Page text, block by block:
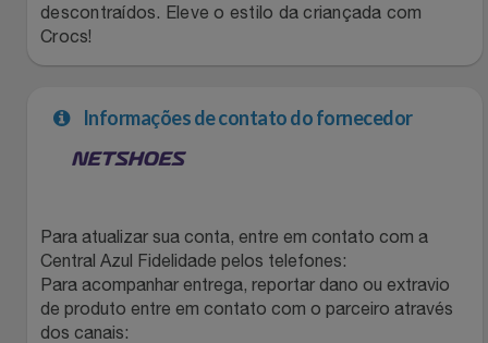
Jardim
Jogos E Consoles
Livros
Mercado
Loccitane En Provence
Meu Resgate Favorito
Mormaii
Multi
Ponto Frio
Portal Das Malas
Sams Club
Topstore
descontraídos. Eleve o estilo da criançada com
Crocs!
Informações de contato do fornecedor
Para atualizar sua conta, entre em contato com a
Central Azul Fidelidade pelos telefones:
Para acompanhar entrega, reportar dano ou extravio
de produto entre em contato com o parceiro através
dos canais: